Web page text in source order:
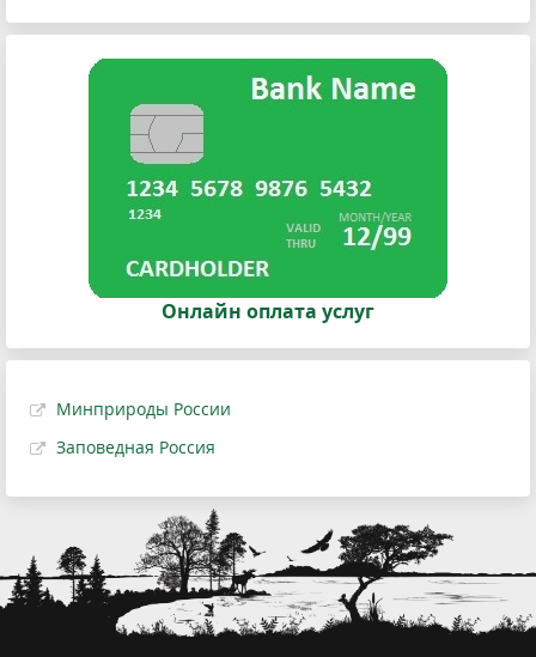
Онлайн оплата услуг
Минприроды России
Заповедная Россия